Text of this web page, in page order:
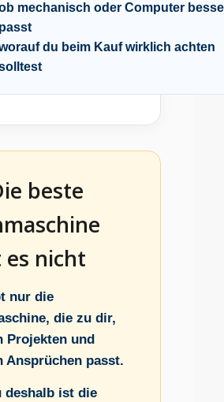
mechanisch oder Computer
passt
du beim Kauf wirklich achten
beste
es nicht
nur die
die zu dir,
Projekten und
Ansprüchen passt.
deshalb ist die